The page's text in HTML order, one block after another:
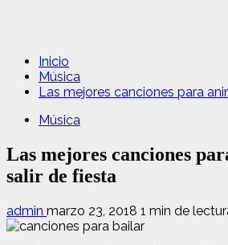
Inicio
Música
Las mejores canciones para
Música
Las mejores canciones
salir de fiesta
admin marzo 23, 2018 1 min de